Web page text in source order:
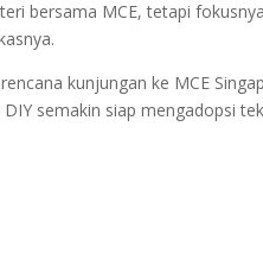
bersama MCE, tetapi
kunjungan ke MCE
semakin siap mengadopsi